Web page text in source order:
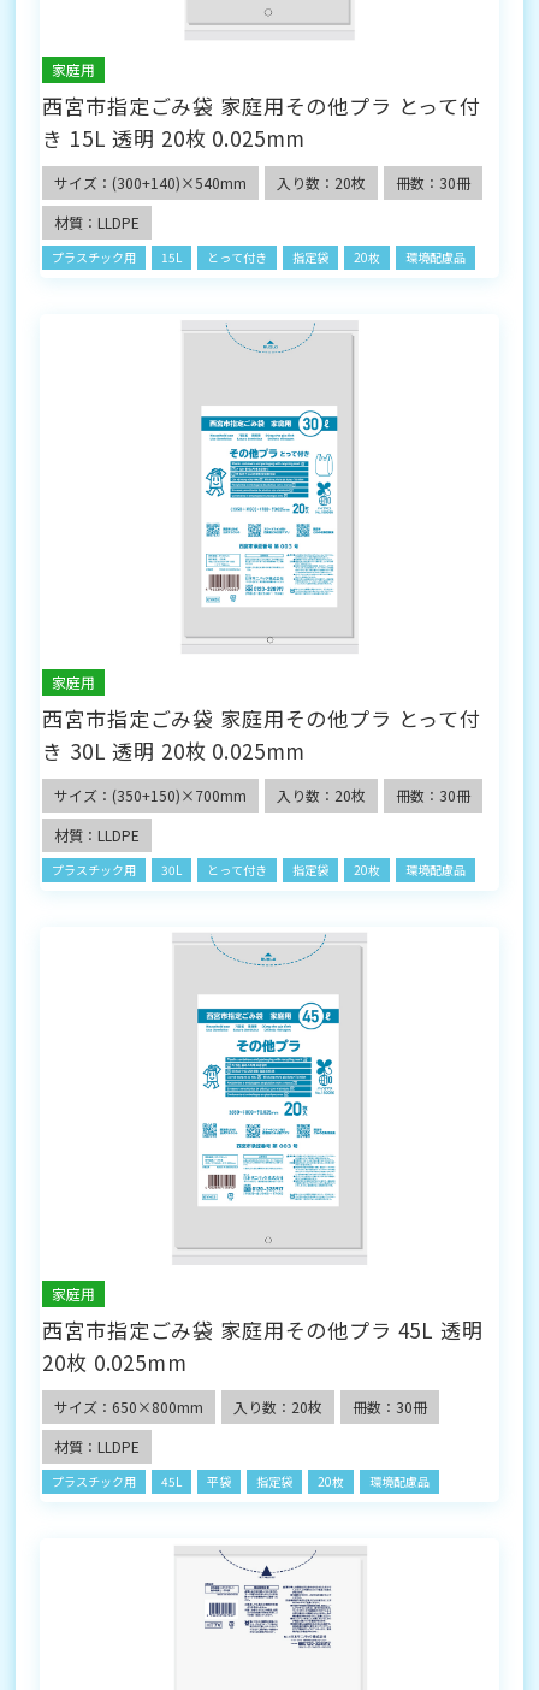
家庭用
西宮市指定ごみ袋 家庭用その他プラ とって付
き 15L 透明 20枚 0.025mm
サイズ：(300+140)×540mm 入り数：20枚
冊数：30冊
材質：LLDPE
プラスチック用 15L とって付き 指定袋 20枚 環境配慮品
家庭用
西宮市指定ごみ袋 家庭用その他プラ とって付
き 30L 透明 20枚 0.025mm
サイズ：(350+150)×700mm 入り数：20枚
冊数：30冊
材質：LLDPE
プラスチック用 30L とって付き 指定袋 20枚 環境配慮品
家庭用
西宮市指定ごみ袋 家庭用その他プラ 45L 透明
20枚 0.025mm
サイズ：650×800mm 入り数：20枚
冊数：30冊
材質：LLDPE
プラスチック用 45L 平袋 指定袋 20枚 環境配慮品